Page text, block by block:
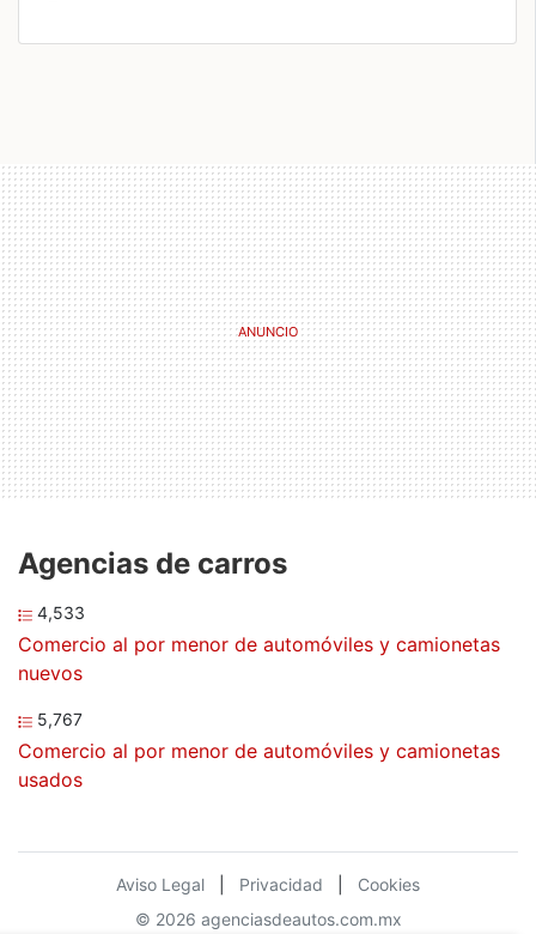
Agencias de carros
4,533
Comercio al por menor de automóviles y camionetas
nuevos
5,767
Comercio al por menor de automóviles y camionetas
usados
Aviso Legal Privacidad
Cookies
© 2026 agenciasdeautos.com.mx